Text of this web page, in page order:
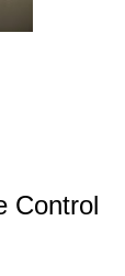
Control